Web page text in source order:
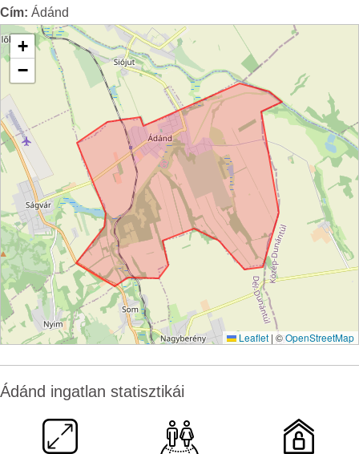
Cím: Ádánd
+
−
Leaflet | ©OpenStreetMap
Ádánd ingatlan statisztikái